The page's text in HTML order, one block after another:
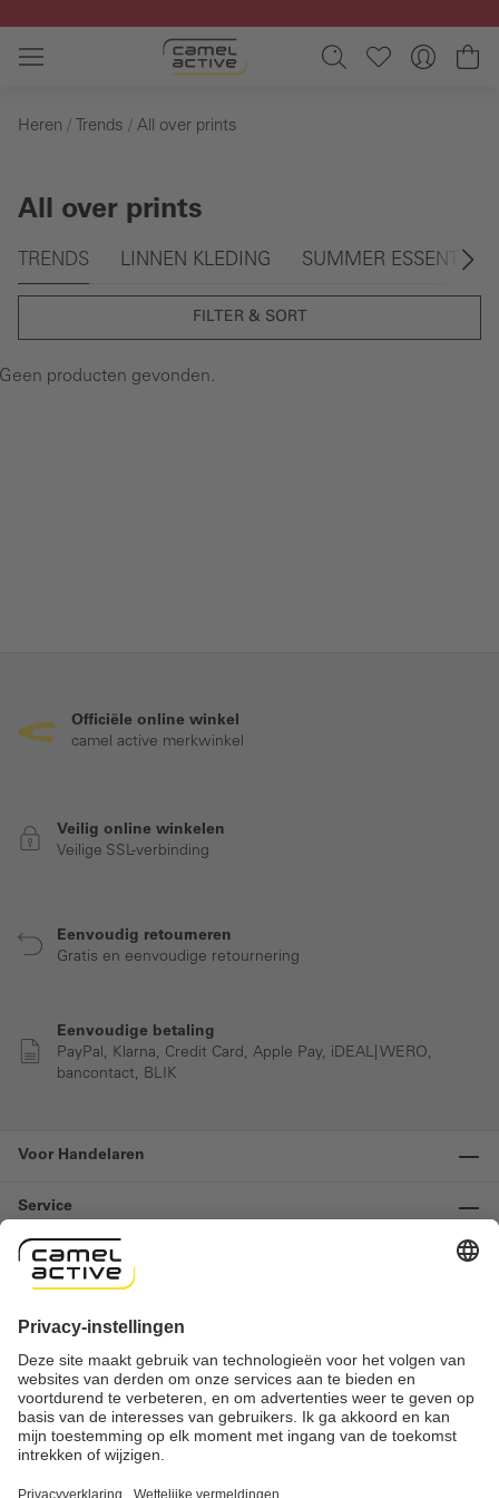
Ga naar de hoofdinhoud
Heren Trends All over prints
All over prints
Galerie overslaan
TRENDS LINNEN KLEDING SUMMER ESSENTIALS
FILTER & SORT
producten gevonden.
Officiële online winkel
camel active merkwinkel
Veilig online winkelen
Veilige SSL-verbinding
Eenvoudig retourneren
Gratis en eenvoudige retournering
Eenvoudige betaling
PayPal, Klarna, Credit Card, Apple Pay, iDEAL| WERO,
bancontact, BLIK
Voor Handelaren
Service
Informatie
Important links
Herroeping